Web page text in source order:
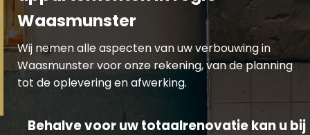
Waasmunster
Wij nemen alle aspecten van uw verbouwing in
Waasmunster voor onze rekening, van de planning
tot de oplevering en afwerking.
Behalve voor uw totaalrenovatie kan u bij